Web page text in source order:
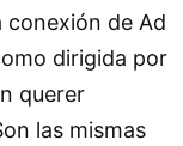
conexión de Ad
dirigida por
querer
las mismas